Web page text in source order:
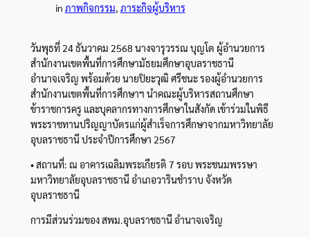
in ภาพกิจกรรม ภาระกิจผู้บริหาร
วันพุธที่ 24 ธันวาคม 2568 นางจารุวรรณ บุญโต ผู้อำนวยการ
สำนักงานเขตพื้นที่การศึกษามัธยมศึกษาอุบลราชธานี
อำนาจเจริญ พร้อมด้วย นายปิยะวุฒิ ศรีชนะ รองผู้อำนวยการ
สำนักงานเขตพื้นที่การศึกษาฯ นำคณะผู้บริหารสถานศึกษา
ข้าราชการครู และบุคลากรทางการศึกษาในสังกัด เข้าร่วมในพิธี
พระราชทานปริญญาบัตรแก่ผู้สำเร็จการศึกษาจากมหาวิทยาลัย
อุบลราชธานี ประจำปีการศึกษา 2567
• สถานที่: ณ อาคารเฉลิมพระเกียรติ 7 รอบ พระชนมพรรษา
มหาวิทยาลัยอุบลราชธานี อำเภอวารินชำราบ จังหวัด
อุบลราชธานี
การมีส่วนร่วมของ สพม.อุบลราชธานี อำนาจเจริญ